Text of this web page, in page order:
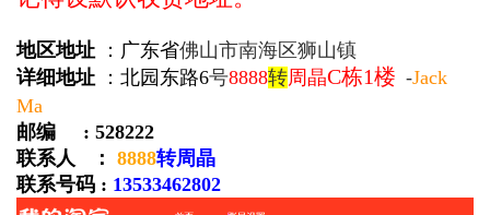
地区地址 ： 广东省佛山市南海区狮山镇
详细地址 ： 北园东路6号8888转周晶C栋1楼 -Jack
Ma
邮编 : 528222
联系人 ： 8888转周晶
联系号码 : 13533462802